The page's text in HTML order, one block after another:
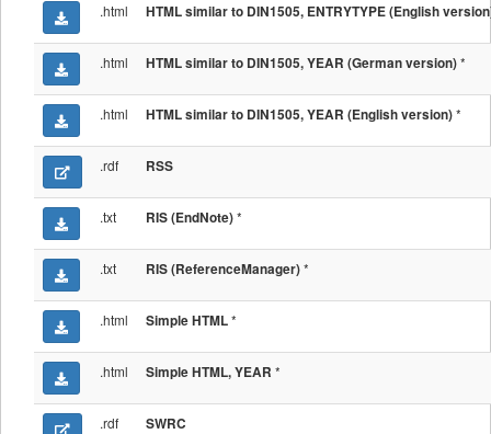
.html HTML similar to DIN1505, ENTRYTYPE (English
.html HTML similar to DIN1505, YEAR (German version)*
.html HTML similar to DIN1505, YEAR (English version)*
.rdf RSS
.txt RIS (EndNote)*
.txt RIS (ReferenceManager)*
.html Simple HTML*
.html Simple HTML, YEAR *
.rdf SWRC